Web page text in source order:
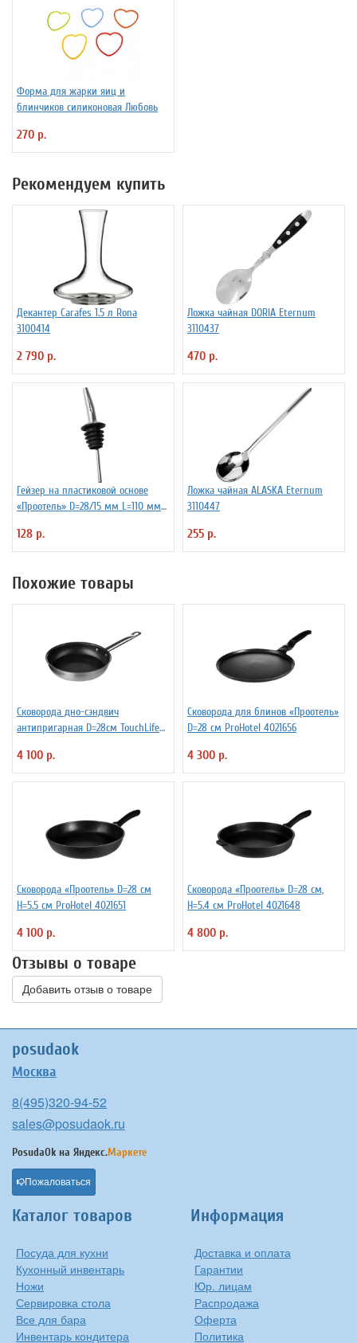
Форма для жарки яиц и
блинчиков силиконовая Любовь
270 р.
Рекомендуем купить
Декантер Carafes 1.5 л Rona
3100414
2 790 р.
Ложка чайная DORIA Eternum
3110437
470 р.
Гейзер на пластиковой основе
«Проотель» D=28/15 мм L=110 мм
128 р.
Ложка чайная ALASKA Eternum
3110447
255 р.
Похожие товары
Сковорода дно-сэндвич
антипригарная D=28см TouchLife
4 100 р.
Сковорода для блинов «Проотель»
D=28 см ProHotel 4021656
4 300 р.
Сковорода «Проотель» D=28 см
H=5.5 см ProHotel 4021651
4 100 р.
Сковорода «Проотель» D=28 см,
H=5.4 см ProHotel 4021648
4 800 р.
Отзывы о товаре
Добавить отзыв о товаре
posudaok
Москва
8(495)320-94-52
sales@posudaok.ru
PosudaOk на Яндекс.Маркете
Пожаловаться
Каталог товаров
Посуда для кухни
Кухонный инвентарь
Ножи
Сервировка стола
Все для бара
Инвентарь кондитера
Информация
Доставка и оплата
Гарантии
Юр. лицам
Распродажа
Оферта
Политика